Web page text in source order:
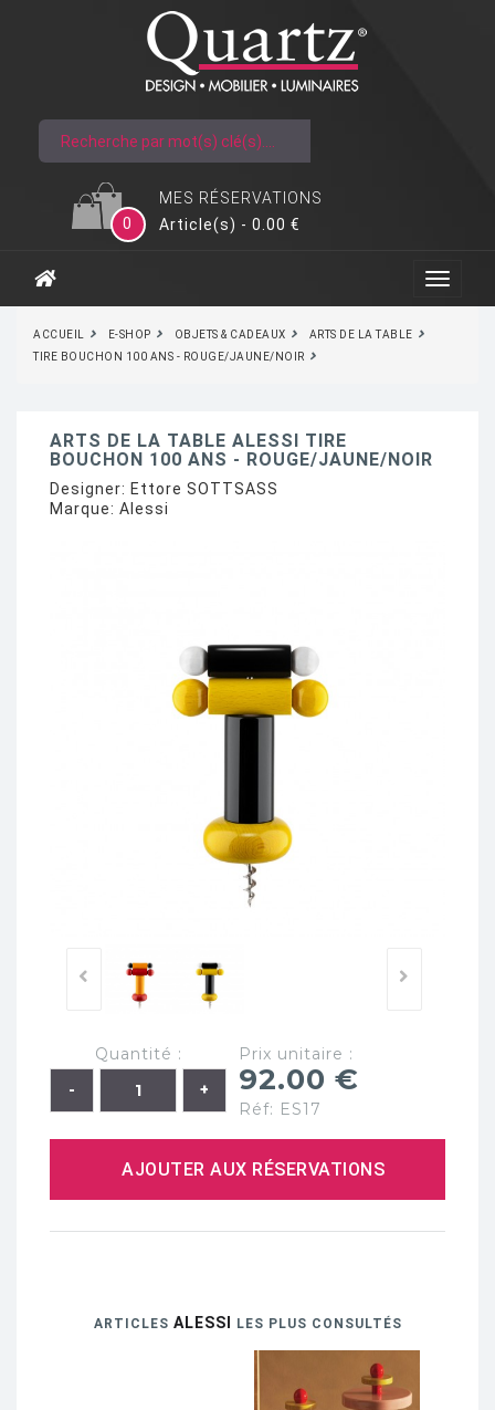
MES RÉSERVATIONS
0
Article(s) - 0.00 €
ACCUEIL E-SHOP OBJETS & CADEAUX
ARTS DE LA TABLE
TIRE BOUCHON 100 ANS - ROUGE/JAUNE/NOIR
ARTS DE LA TABLE ALESSI TIRE
BOUCHON 100 ANS - ROUGE/JAUNE/NOIR
Designer: Ettore SOTTSASS
Marque: Alessi
Quantité : Prix unitaire :
92.00 €
Réf: ES17
AJOUTER AUX RÉSERVATIONS
ARTICLES ALESSI LES PLUS CONSULTÉS